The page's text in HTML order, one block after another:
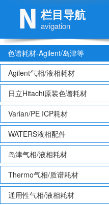
栏目导航
avigation
色谱耗材-Agilent/岛津等
Agilent气相/液相耗材
日立Hitachi原装色谱耗材
Varian/PE ICP耗材
WATERS液相配件
岛津气相/液相耗材
Thermo气相/质谱耗材
通用性气相/液相耗材